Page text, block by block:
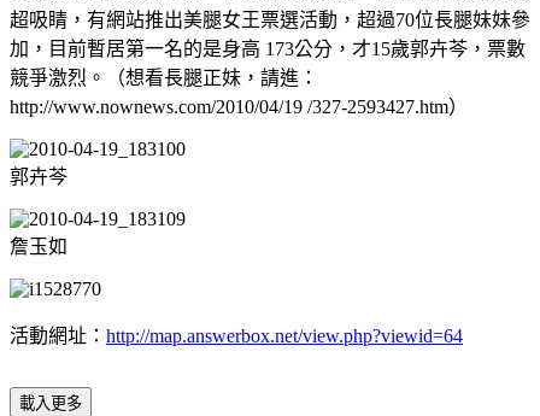
超吸睛，有網站推出美腿女王票選活動，超過70位長腿妹妹參
加，目前暫居第一名的是身高 173公分，才15歲郭卉芩，票數
競爭激烈。（想看長腿正妹，請進：
http://www.nownews.com/2010/04/19 /327-2593427.htm）
郭卉芩
詹玉如
活動網址： http://map.answerbox.net/view.php?viewid=64
載入更多